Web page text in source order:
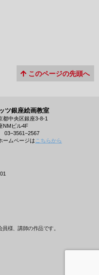
このページの先頭へ
ツ銀座絵画教室
都中央区銀座3-8-1
NMビル4F
03−3561−2567
ームページは こちらから
様、講師の作品です。